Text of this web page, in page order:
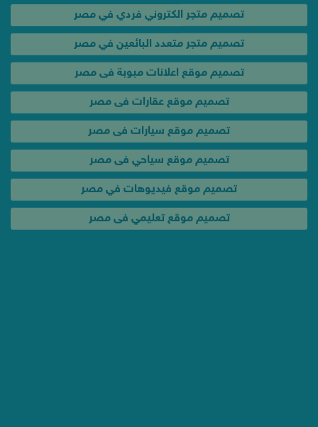
تصميم متجر متعدد البائعين في مصر
تصميم موقع اعلانات مبوبة فى مصر
تصميم موقع عقارات فى مصر
تصميم موقع سيارات فى مصر
تصميم موقع سياحي فى مصر
تصميم موقع فيديوهات في مصر
تصميم موقع تعليمي فى مصر